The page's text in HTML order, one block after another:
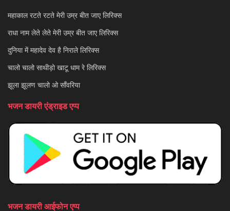
महाकाल रटते रटते मेरी उम्र बीत जाए लिरिक्स
राधा नाम लेते लेते मेरी उम्र बीत जाए लिरिक्स
दुनिया में महादेव देव है निराले लिरिक्स
चालो चालो साथीड़ो खाटू धाम रे लिरिक्स
झूला झूलण चालो ओ साँवरिया
भजन डायरी एंड्राइड एप्प
भजन डायरी आईफोन एप्प